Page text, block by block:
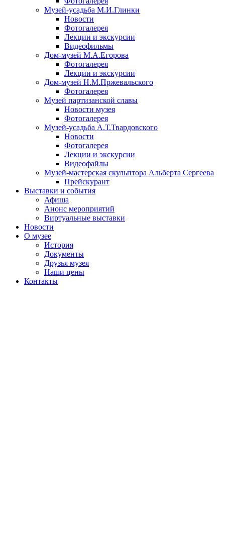
Музей-усадьба М.И.Глинки
Новости
Фотогалерея
Лекции и экскурсии
Видеофильмы
Дом-музей М.А.Егорова
Фотогалерея
Лекции и экскурсии
Дом-музей Н.М.Пржевальского
Фотогалерея
Музей партизанской славы
Новости музея
Фотогалерея
Музей-усадьба А.Т.Твардовского
Новости
Фотогалерея
Лекции и экскурсии
Видеофайлы
Музей-мастерская скульптора Альберта Сергеева
Прейскурант
Выставки и события
Афиша
Анонс мероприятий
Виртуальные выставки
Новости
О музее
История
Документы
Друзья музея
Наши цены
Контакты